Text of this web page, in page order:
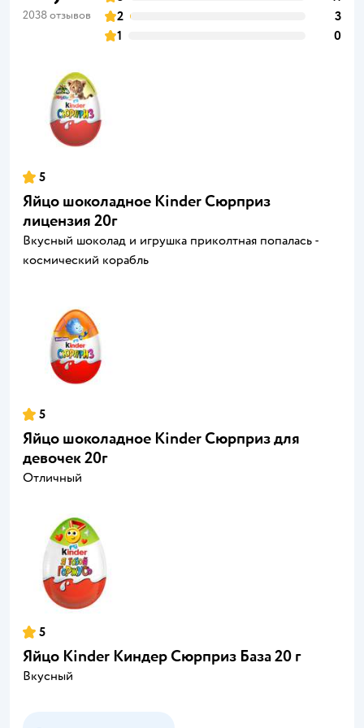
2038 отзывов
2
3
1
0
5
Яйцо шоколадное Kinder Сюрприз
лицензия 20г
Вкусный шоколад и игрушка приколтная попалась -
космический корабль
5
Яйцо шоколадное Kinder Сюрприз для
девочек 20г
Отличный
5
Яйцо Kinder Киндер Сюрприз База 20 г
Вкусный